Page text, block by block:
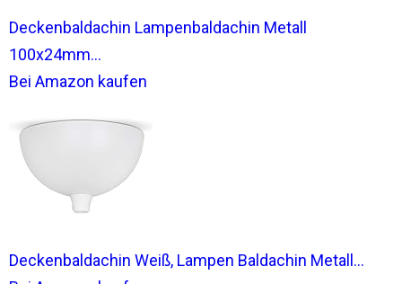
Deckenbaldachin Lampenbaldachin Metall
100x24mm...
Bei Amazon kaufen
Deckenbaldachin Weiß, Lampen Baldachin Metall...